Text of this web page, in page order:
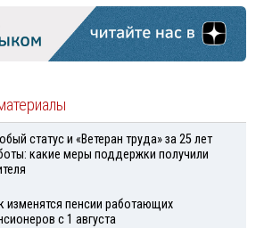
статус и «Ветеран труда» за 25 лет
какие меры поддержки получили
изменятся пенсии работающих
с 1 августа